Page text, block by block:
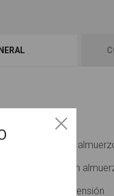
en Estambul
de Estambul con
el Bósforo con
en media pensión